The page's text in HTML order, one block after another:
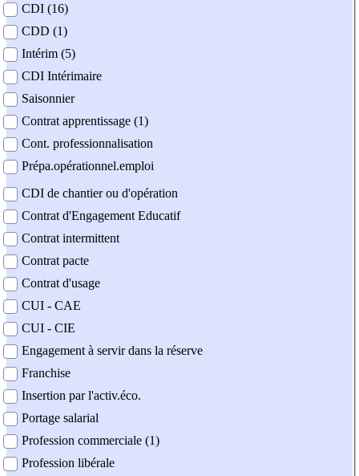
contrat
CDI (16)
CDD (1)
Intérim (5)
CDI Intérimaire
Saisonnier
Contrat apprentissage (1)
Cont. professionnalisation
Prépa.opérationnel.emploi
CDI de chantier ou d'opération
Contrat d'Engagement Educatif
Contrat intermittent
Contrat pacte
Contrat d'usage
CUI - CAE
CUI - CIE
Engagement à servir dans la réserve
Franchise
Insertion par l'activ.éco.
Portage salarial
Profession commerciale (1)
Profession libérale